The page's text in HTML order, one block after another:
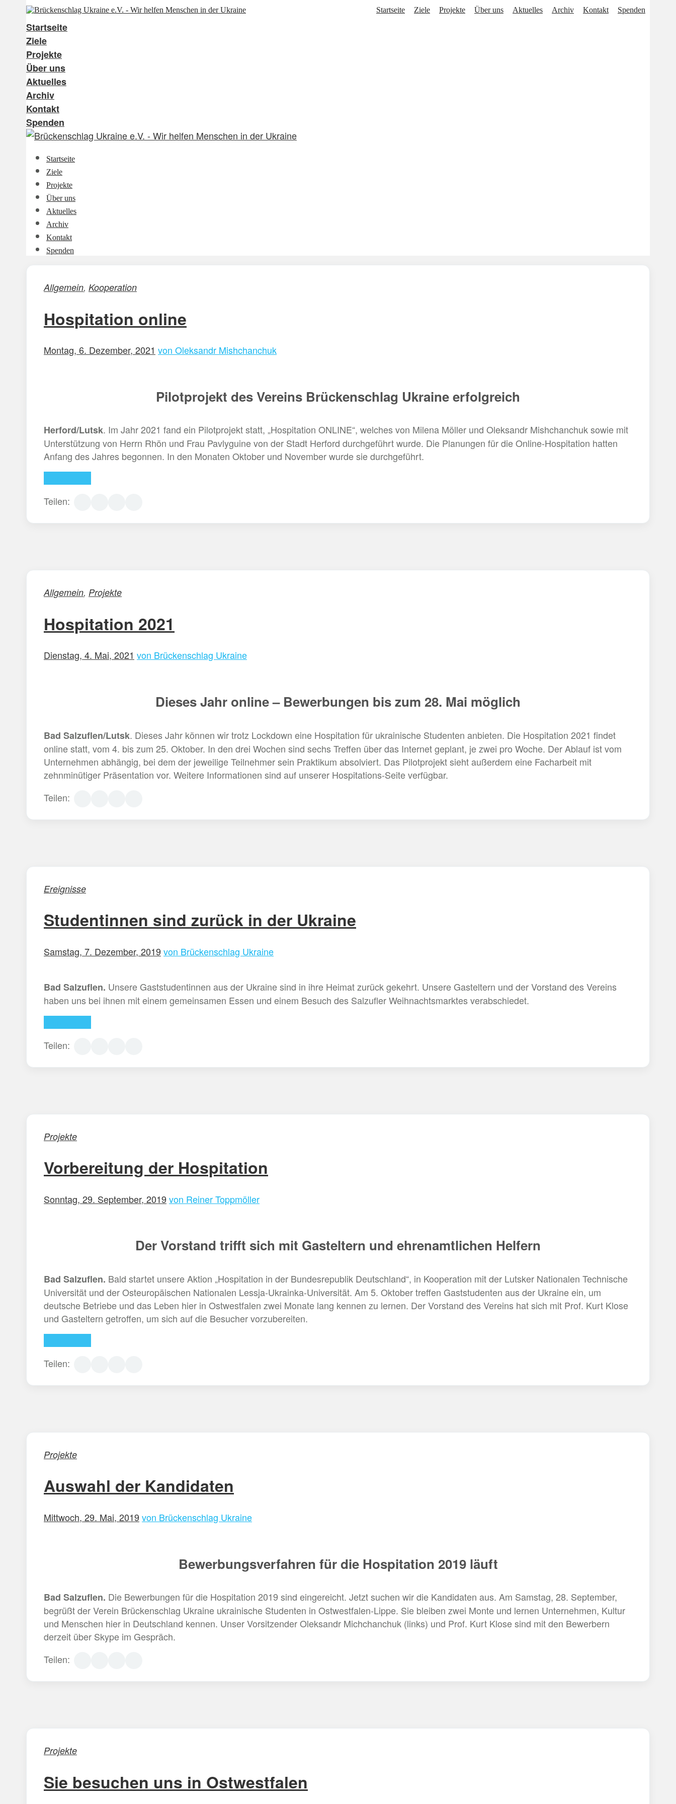
Startseite Ziele Projekte Über uns Aktuelles Archiv Kontakt Spenden
Startseite
Ziele
Projekte
Über uns
Aktuelles
Archiv
Kontakt
Spenden
Startseite
Ziele
Projekte
Über uns
Aktuelles
Archiv
Kontakt
Spenden
Allgemein, Kooperation
Hospitation online
Montag, 6. Dezember, 2021 von Oleksandr Mishchanchuk
Pilotprojekt des Vereins Brückenschlag Ukraine erfolgreich
Herford/Lutsk. Im Jahr 2021 fand ein Pilotprojekt statt, „Hospitation ONLINE“, welches von Milena Möller und Oleksandr Mishchanchuk sowie mit
Unterstützung von Herrn Rhön und Frau Pavlyguine von der Stadt Herford durchgeführt wurde. Die Planungen für die Online-Hospitation hatten
Anfang des Jahres begonnen. In den Monaten Oktober und November wurde sie durchgeführt.
Teilen:
Allgemein, Projekte
Hospitation 2021
Dienstag, 4. Mai, 2021 von Brückenschlag Ukraine
Dieses Jahr online – Bewerbungen bis zum 28. Mai möglich
Bad Salzuflen/Lutsk. Dieses Jahr können wir trotz Lockdown eine Hospitation für ukrainische Studenten anbieten. Die Hospitation 2021 findet
online statt, vom 4. bis zum 25. Oktober. In den drei Wochen sind sechs Treffen über das Internet geplant, je zwei pro Woche. Der Ablauf ist vom
Unternehmen abhängig, bei dem der jeweilige Teilnehmer sein Praktikum absolviert. Das Pilotprojekt sieht außerdem eine Facharbeit mit
zehnminütiger Präsentation vor. Weitere Informationen sind auf unserer Hospitations-Seite verfügbar.
Teilen:
Ereignisse
Studentinnen sind zurück in der Ukraine
Samstag, 7. Dezember, 2019 von Brückenschlag Ukraine
Bad Salzuflen. Unsere Gaststudentinnen aus der Ukraine sind in ihre Heimat zurück gekehrt. Unsere Gasteltern und der Vorstand des Vereins
haben uns bei ihnen mit einem gemeinsamen Essen und einem Besuch des Salzufler Weihnachtsmarktes verabschiedet.
Teilen:
Projekte
Vorbereitung der Hospitation
Sonntag, 29. September, 2019 von Reiner Toppmöller
Der Vorstand trifft sich mit Gasteltern und ehrenamtlichen Helfern
Bad Salzuflen. Bald startet unsere Aktion „Hospitation in der Bundesrepublik Deutschland“, in Kooperation mit der Lutsker Nationalen Technische
Universität und der Osteuropäischen Nationalen Lessja-Ukrainka-Universität. Am 5. Oktober treffen Gaststudenten aus der Ukraine ein, um
deutsche Betriebe und das Leben hier in Ostwestfalen zwei Monate lang kennen zu lernen. Der Vorstand des Vereins hat sich mit Prof. Kurt Klose
und Gasteltern getroffen, um sich auf die Besucher vorzubereiten.
Teilen:
Projekte
Auswahl der Kandidaten
Mittwoch, 29. Mai, 2019 von Brückenschlag Ukraine
Bewerbungsverfahren für die Hospitation 2019 läuft
Bad Salzuflen. Die Bewerbungen für die Hospitation 2019 sind eingereicht. Jetzt suchen wir die Kandidaten aus. Am Samstag, 28. September,
begrüßt der Verein Brückenschlag Ukraine ukrainische Studenten in Ostwestfalen-Lippe. Sie bleiben zwei Monte und lernen Unternehmen, Kultur
und Menschen hier in Deutschland kennen. Unser Vorsitzender Oleksandr Michchanchuk (links) und Prof. Kurt Klose sind mit den Bewerbern
derzeit über Skype im Gespräch.
Teilen:
Projekte
Sie besuchen uns in Ostwestfalen